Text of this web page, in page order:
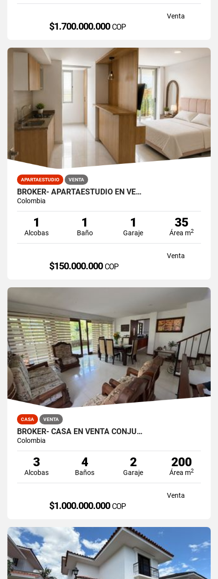
Venta
$1.700.000.000 COP
APARTAESTUDIO VENTA
BROKER- APARTAESTUDIO EN VE…
Colombia
1
Alcobas
1
Baño
1
Garaje
35
Área m2
Venta
$150.000.000 COP
CASA VENTA
BROKER- CASA EN VENTA CONJU…
Colombia
3
Alcobas
4
Baños
2
Garaje
200
Área m2
Venta
$1.000.000.000 COP